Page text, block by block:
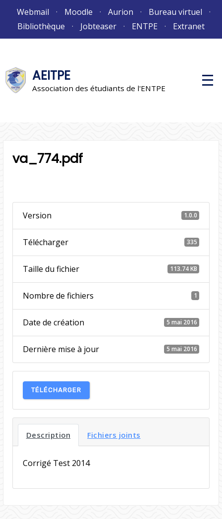
Webmail Moodle Aurion
Bureau virtuel
Bibliothèque
Jobteaser ENTPE Extranet
AEITPE
Association des étudiants de l'ENTPE
M
e
va_774.pdf
Version 1.0.0
Télécharger 335
Taille du fichier 113.74 KB
Nombre de fichiers 1
Date de création 5 mai 2016
Dernière mise à jour 5 mai 2016
TÉLÉCHARGER
Description Fichiers joints
Corrigé Test 2014